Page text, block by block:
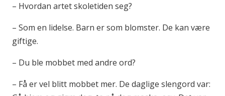
– Hvordan artet skoletiden seg?
– Som en lidelse. Barn er som blomster. De kan være
giftige.
– Du ble mobbet med andre ord?
– Få er vel blitt mobbet mer. De daglige slengord var: